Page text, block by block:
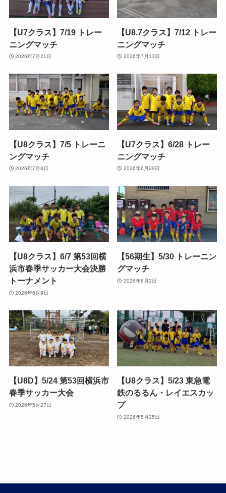
【U7クラス】7/19 トレー
ニングマッチ
2026年7月21日
【U8.7クラス】7/12 トレー
ニングマッチ
2026年7月13日
【U8クラス】7/5 トレーニ
ングマッチ
2026年7月8日
【U7クラス】6/28 トレー
ニングマッチ
2026年6月29日
【U8クラス】6/7 第53回横
浜市春季サッカー大会決勝
トーナメント
2026年6月9日
【56期生】5/30 トレーニン
グマッチ
2026年6月2日
【U8D】5/24 第53回横浜市
春季サッカー大会
2026年5月27日
【U8クラス】5/23 東急電
鉄のるるん・レイエスカッ
プ
2026年5月25日